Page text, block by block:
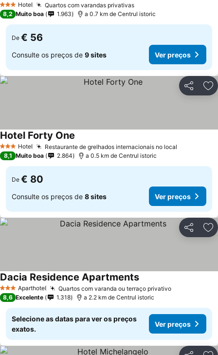
3 EstrelasHotel
Quartos com varandas privativas
8,2 Muito boa 1.963 a 0.7 km de Centrul istoric
De € 56
Consulte os preços de 9 sites Ver preços
Partilhar
3 EstrelasHotel Restaurante de grelhados internacionais no local
Hotel Forty One
8,1 Muito boa 2.864 a 0.5 km de Centrul istoric
De € 80
Consulte os preços de 8 sites Ver preços
Partilhar
3 EstrelasAparthotel Quartos com varanda ou terraço privativo
Dacia Residence Apartments
8,6 Excelente 1.318 a 2.2 km de Centrul istoric
Selecione as datas para ver os preços
exatos.
Ver preços